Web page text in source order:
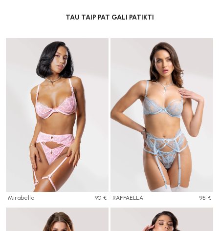
TAU TAIP PAT GALI PATIKTI
Mirabella 90 € RAFFAELLA 95 €